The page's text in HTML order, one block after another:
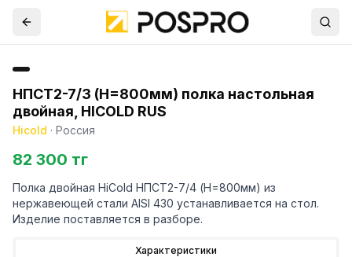
НПСТ2-7/3 (H=800мм) полка настольная
двойная, HICOLD RUS
Hicold · Россия
82 300 тг
Полка двойная HiCold НПСТ2-7/4 (H=800мм) из
нержавеющей стали AISI 430 устанавливается на стол.
Изделие поставляется в разборе.
Характеристики